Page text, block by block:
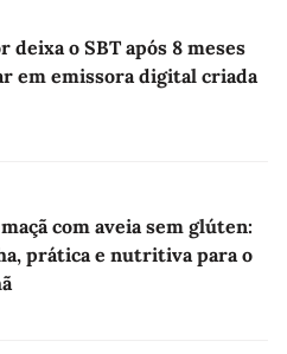
deixa o SBT após 8 meses
em emissora digital criada
com aveia sem glúten:
prática e nutritiva para o